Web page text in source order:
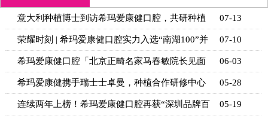
，共研种植 07-13
南湖100”并 07-10
敏院长见面 06-03
作研修中心 05-28
“深圳品牌百 05-19
缺牙多年牙槽骨萎缩，还能镶牙
+适用条
根管治疗后的牙齿，做牙套要等
的等待时
矫正完嘴凸二次矫正有用吗？骨
关键条
镶牙前为什么要先拍CT？牙槽骨
关键指标
间隙保持器戴多久能拆？恒牙萌